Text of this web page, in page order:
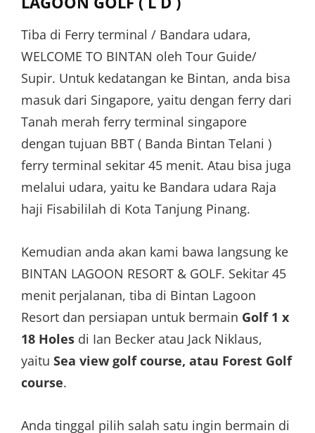
Tiba di Ferry terminal / Bandara udara,
WELCOME TO BINTAN oleh Tour Guide/
Supir. Untuk kedatangan ke Bintan, anda bisa
masuk dari Singapore, yaitu dengan ferry dari
Tanah merah ferry terminal singapore
dengan tujuan BBT ( Banda Bintan Telani )
ferry terminal sekitar 45 menit. Atau bisa juga
melalui udara, yaitu ke Bandara udara Raja
haji Fisabililah di Kota Tanjung Pinang.
Kemudian anda akan kami bawa langsung ke
BINTAN LAGOON RESORT & GOLF. Sekitar 45
menit perjalanan, tiba di Bintan Lagoon
Resort dan persiapan untuk bermain Golf 1 x
18 Holes di Ian Becker atau Jack Niklaus,
yaitu Sea view golf course, atau Forest Golf
course.
Anda tinggal pilih salah satu ingin bermain di